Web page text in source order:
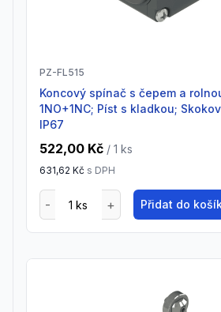
PZ-FL515
Koncový spínač s čepem a rolnou_PG 13,5; Kov;
1NO+1NC; Píst s kladkou;
IP67
522,00 Kč / 1 ks
631,62 Kč s DPH
Přidat do